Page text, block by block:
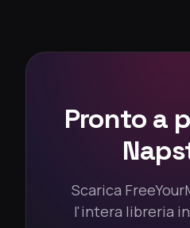
Pronto a
Scarica
l'intera libreria